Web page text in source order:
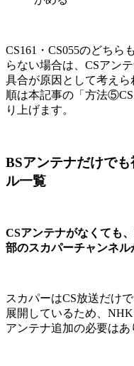
CS161・CS055のどちら
らない場合は、CSアン
具合が原因として考え
順は本記事の「方法
り上げます。
BSアンテナだけで
ル一覧
CSアンテナがなくても
部のスカパーチャンネル
スカパーはCS放送だけ
展開しているため、
アンテナ追加の必要はあ